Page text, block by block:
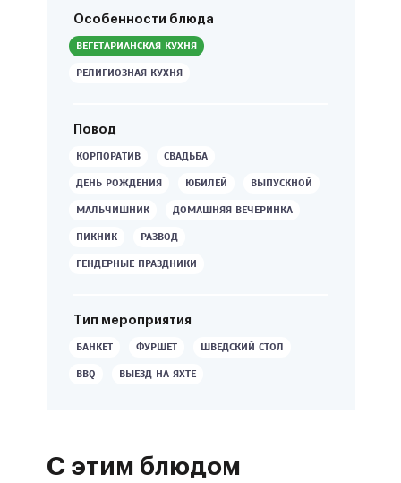
Особенности блюда
ВЕГЕТАРИАНСКАЯ КУХНЯ
РЕЛИГИОЗНАЯ КУХНЯ
Повод
КОРПОРАТИВ СВАДЬБА
ДЕНЬ РОЖДЕНИЯ ЮБИЛЕЙ ВЫПУСКНОЙ
МАЛЬЧИШНИК ДОМАШНЯЯ ВЕЧЕРИНКА
ПИКНИК РАЗВОД
ГЕНДЕРНЫЕ ПРАЗДНИКИ
Тип мероприятия
БАНКЕТ ФУРШЕТ ШВЕДСКИЙ СТОЛ
BBQ ВЫЕЗД НА ЯХТЕ
С этим блюдом